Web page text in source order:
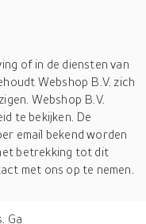
of in de diensten van
Webshop B.V. zich
Webshop B.V.
te bekijken. De
email bekend worden
betrekking tot dit
met ons op te nemen.
22123 1302CC Almere
Ga